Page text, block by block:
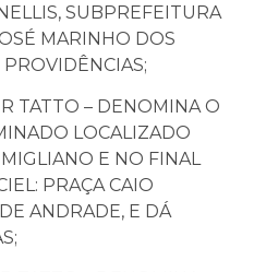
SUBPREFEITURA
MARINHO DOS
TATTO – DENOMINA O
LOCALIZADO
E NO FINAL
PRAÇA CAIO
ANDRADE, E DÁ